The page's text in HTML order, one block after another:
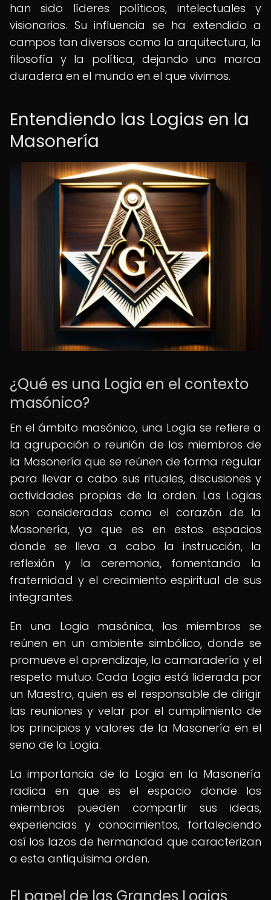
han sido líderes políticos, intelectuales y
visionarios. Su influencia se ha extendido a
campos tan diversos como la arquitectura, la
filosofía y la política, dejando una marca
duradera en el mundo en el que vivimos.
Entendiendo las Logias en la
Masonería
¿Qué es una Logia en el contexto
masónico?
En el ámbito masónico, una Logia se refiere a
la agrupación o reunión de los miembros de
la Masonería que se reúnen de forma regular
para llevar a cabo sus rituales, discusiones y
actividades propias de la orden. Las Logias
son consideradas como el corazón de la
Masonería, ya que es en estos espacios
donde se lleva a cabo la instrucción, la
reflexión y la ceremonia, fomentando la
fraternidad y el crecimiento espiritual de sus
integrantes.
En una Logia masónica, los miembros se
reúnen en un ambiente simbólico, donde se
promueve el aprendizaje, la camaradería y el
respeto mutuo. Cada Logia está liderada por
un Maestro, quien es el responsable de dirigir
las reuniones y velar por el cumplimiento de
los principios y valores de la Masonería en el
seno de la Logia.
La importancia de la Logia en la Masonería
radica en que es el espacio donde los
miembros pueden compartir sus ideas,
experiencias y conocimientos, fortaleciendo
así los lazos de hermandad que caracterizan
a esta antiquísima orden.